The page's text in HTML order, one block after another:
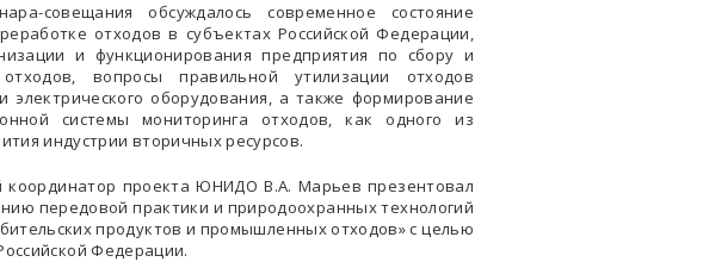
совещания обсуждалось современное состояние
отходов в субъектах Российской Федерации,
и функционирования предприятия по сбору и
вопросы правильной утилизации отходов
электрического оборудования, а также формирование
системы мониторинга отходов, как одного из
индустрии вторичных ресурсов.
координатор проекта ЮНИДО В.А. Марьев презентовал
передовой практики и природоохранных технологий
продуктов и промышленных отходов» с целью
Федерации.